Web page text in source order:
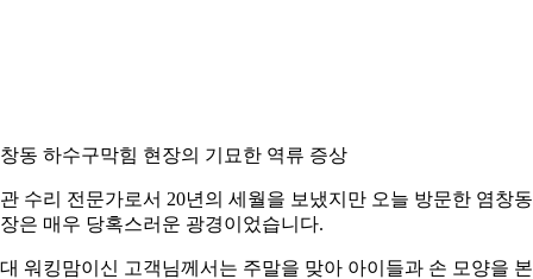
동 하수구막힘 현장의 기묘한 역류 증상
수리 전문가로서 20년의 세월을 보냈지만 오늘 방문한 염창동
은 매우 당혹스러운 광경이었습니다.
워킹맘이신 고객님께서는 주말을 맞아 아이들과 손 모양을